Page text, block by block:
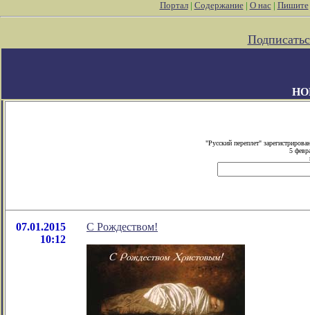
Портал| Содержание| О нас| Пишите
"Русский переплет"
5
07.01.2015
10:12
С Рождеством!